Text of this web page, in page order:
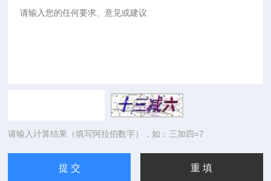
请输入计算结果（填写阿拉伯数字），如：三加四=7